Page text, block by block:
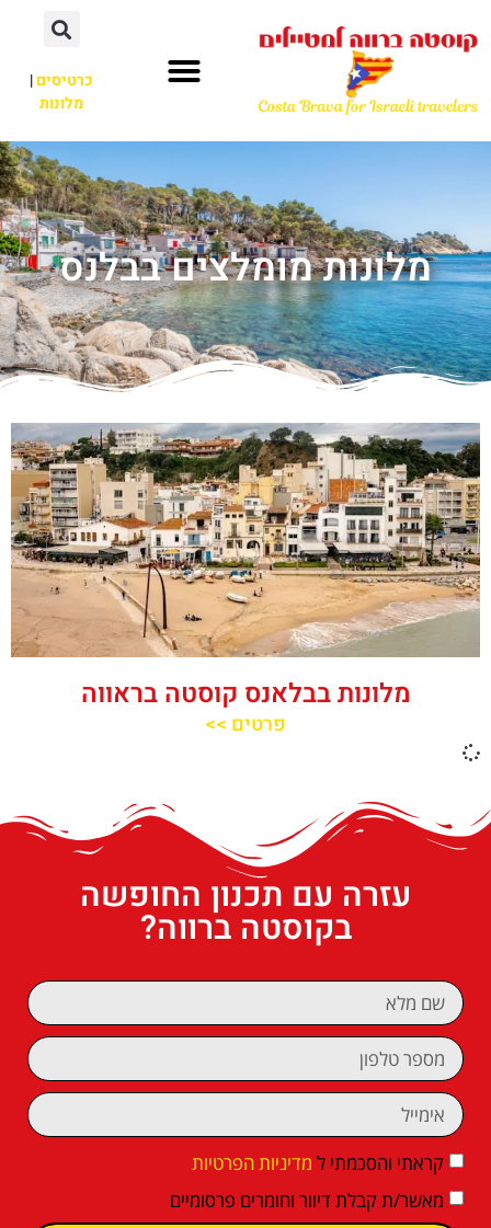
כרטיסים|
מלונות
מלונות מומלצים בבלנס
מלונות בבלאנס קוסטה בראווה
פרטים >>
עזרה עם תכנון החופשה
בקוסטה ברווה?
קראתי והסכמתי ל מדיניות הפרטיות
מאשר/ת קבלת דיוור וחומרים פרסומיים